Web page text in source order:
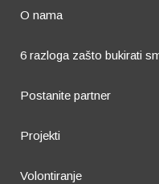
O nama
6 razloga zašto bukirati
Postanite partner
Projekti
Volontiranje